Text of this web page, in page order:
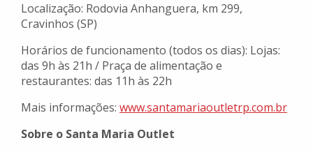
Localização: Rodovia Anhanguera, km 299,
Cravinhos (SP)
Horários de funcionamento (todos os dias): Lojas:
das 9h às 21h / Praça de alimentação e
restaurantes: das 11h às 22h
Mais informações: www.santamariaoutletrp.com.br
Sobre o Santa Maria Outlet